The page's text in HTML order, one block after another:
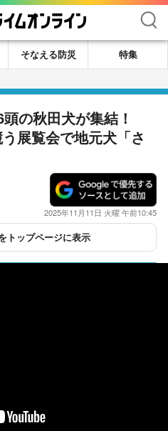
検索
そなえる防災
特集
の秋田犬が集結！
展覧会で地元犬「さ
2025年11月11日 火曜 午前10:45
トップページに表示